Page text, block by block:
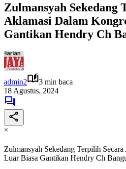
Zulmansyah Sekedang
Aklamasi Dalam
Gantikan Hendry Ch
admin2
3 min baca
18 Agustus, 2024
×
Zulmansyah Sekedang Terpilih
Luar Biasa Gantikan Hendry Ch